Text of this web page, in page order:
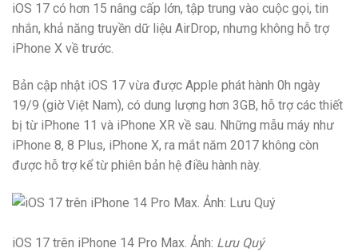
iOS 17 có hơn 15 nâng cấp lớn, tập trung vào cuộc gọi, tin
nhắn, khả năng truyền dữ liệu AirDrop, nhưng không hỗ trợ
iPhone X về trước.
Bản cập nhật iOS 17 vừa được Apple phát hành 0h ngày
19/9 (giờ Việt Nam), có dung lượng hơn 3GB, hỗ trợ các thiết
bị từ iPhone 11 và iPhone XR về sau. Những mẫu máy như
iPhone 8, 8 Plus, iPhone X, ra mắt năm 2017 không còn
được hỗ trợ kể từ phiên bản hệ điều hành này.
iOS 17 trên iPhone 14 Pro Max. Ảnh: Lưu Quý